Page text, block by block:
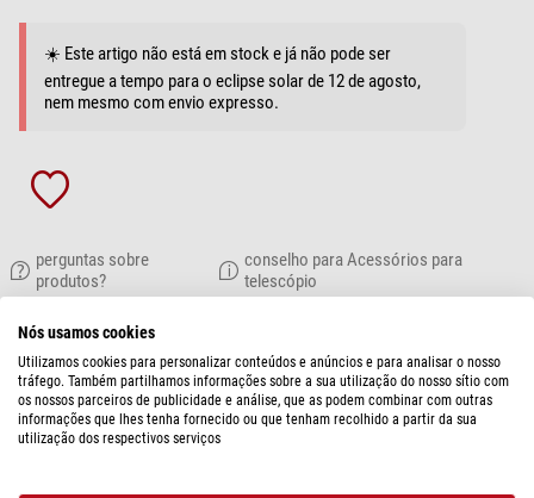
☀️ Este artigo não está em stock e já não pode ser
entregue a tempo para o eclipse solar de 12 de agosto,
nem mesmo com envio expresso.
perguntas sobre
produtos?
conselho para Acessórios para
telescópio
DESCRIÇÃO DO PRODUTO
Esta tampa é a solução perfeita para proteger rápida e eficazmente a lente
do seu telescópio da sujidade e dos insectos. Fabricada em material de alta
qualidade, a tampa adapta-se perfeitamente e oferece uma proteção fiável
Nós usamos cookies
Utilizamos cookies para personalizar conteúdos e anúncios e para analisar o nosso
tráfego. Também partilhamos informações sobre a sua utilização do nosso sítio com
os nossos parceiros de publicidade e análise, que as podem combinar com outras
informações que lhes tenha fornecido ou que tenham recolhido a partir da sua
utilização dos respectivos serviços